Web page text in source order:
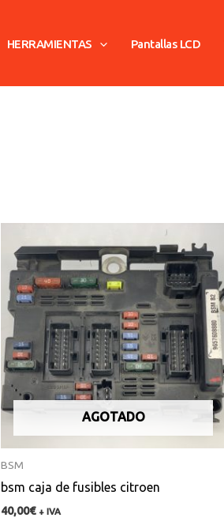
HERRAMIENTAS Pantallas LCD
AGOTADO
BSM
bsm caja de fusibles citroen
40,00€ + IVA